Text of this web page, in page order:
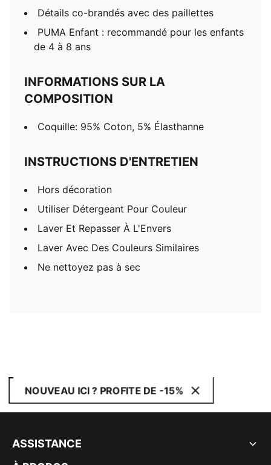
Détails co-brandés avec des paillettes
PUMA Enfant : recommandé pour les enfants
de 4 à 8 ans
INFORMATIONS SUR LA
COMPOSITION
Coquille: 95% Coton, 5% Élasthanne
INSTRUCTIONS D'ENTRETIEN
Hors décoration
Utiliser Détergeant Pour Couleur
Laver Et Repasser À L'Envers
Laver Avec Des Couleurs Similaires
Ne nettoyez pas à sec
NOUVEAU ICI ? PROFITE DE -15%
ASSISTANCE